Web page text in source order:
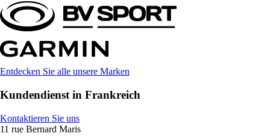
Entdecken Sie alle unsere Marken
Kundendienst in Frankreich
Kontaktieren Sie uns
11 rue Bernard Maris